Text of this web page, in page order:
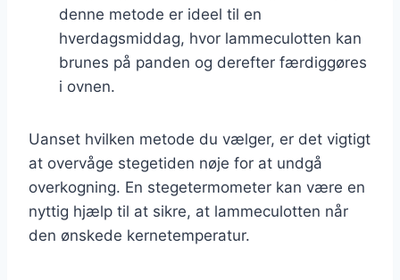
denne metode er ideel til en
hverdagsmiddag, hvor lammeculotten kan
brunes på panden og derefter færdiggøres
i ovnen.
Uanset hvilken metode du vælger, er det vigtigt
at overvåge stegetiden nøje for at undgå
overkogning. En stegetermometer kan være en
nyttig hjælp til at sikre, at lammeculotten når
den ønskede kernetemperatur.